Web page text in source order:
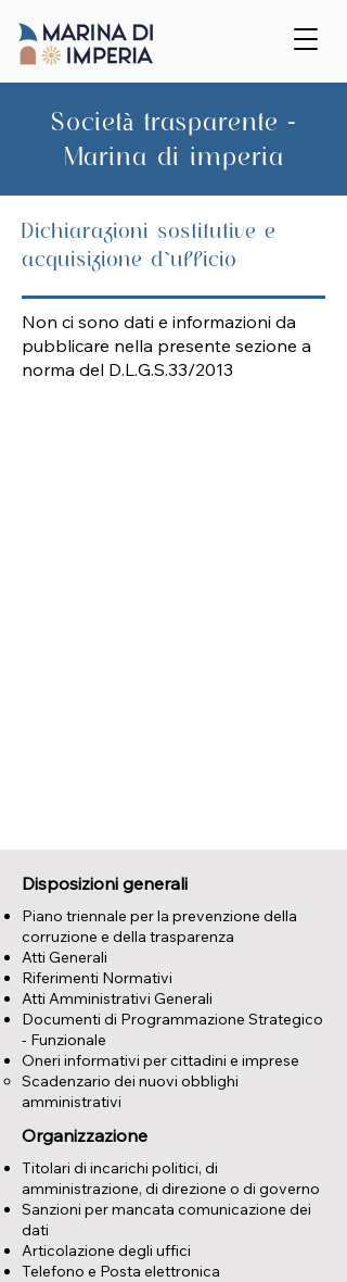
Società trasparente -
Marina di imperia
Dichiarazioni sostitutive e
acquisizione d`ufficio
Non ci sono dati e informazioni da
pubblicare nella presente sezione a
norma del D.L.G.S.33/2013
Disposizioni generali
Piano triennale per la prevenzione della
corruzione e della trasparenza
Atti Generali
Riferimenti Normativi
Atti Amministrativi Generali
Documenti di Programmazione Strategico
- Funzionale
Oneri informativi per cittadini e imprese
Scadenzario dei nuovi obblighi
amministrativi
Organizzazione
Titolari di incarichi politici, di
amministrazione, di direzione o di governo
Sanzioni per mancata comunicazione dei
dati
Articolazione degli uffici
Telefono e Posta elettronica